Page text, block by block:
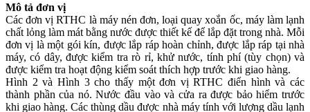
Mô tả đơn vị
Các đơn vị RTHC là máy nén đơn, loại quay xoắn ốc, máy làm lạnh
chất lỏng làm mát bằng nước được thiết kế để lắp đặt trong nhà. Mỗi
đơn vị là một gói kín, được lắp ráp hoàn chỉnh, được lắp ráp tại nhà
máy, có dây, được kiểm tra rò rỉ, khử nước, tính phí (tùy chọn) và
được kiểm tra hoạt động kiểm soát thích hợp trước khi giao hàng.
Hình 2 và Hình 3 cho thấy một đơn vị RTHC điển hình và các
thành phần của nó. Nước đầu vào và cửa ra được bảo hiểm trước
khi giao hàng. Các thùng dầu được nhà máy tính với lượng dầu lạnh